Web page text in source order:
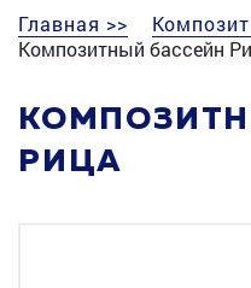
Главная >>
Композитный бассейн
РИЦА